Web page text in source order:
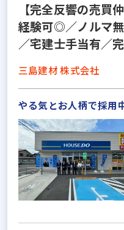
【完全反響の売買
経験可◎／ノルマ
／宅建士手当有／
三島建材 株式会社
やる気とお人柄で採用